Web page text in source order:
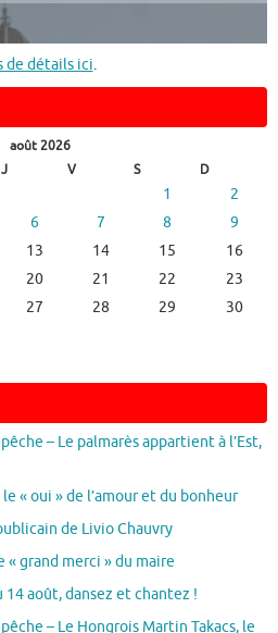
de détails ici.
août 2026
J V S D
1
2
6 7 8
9
13 14 15
16
20 21 22
23
27 28 29
30
– Le palmarès appartient à l’Est,
« oui » de l’amour et du bonheur
de Livio Chauvry
« grand merci » du maire
août, dansez et chantez !
– Le Hongrois Martin Takacs, le